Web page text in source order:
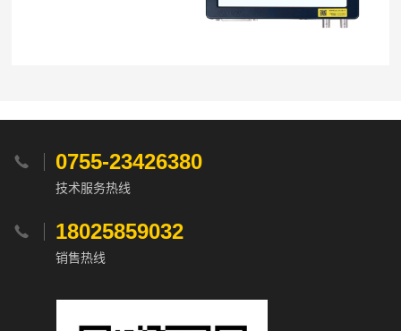
 0755-23426380
技术服务热线
 18025859032
销售热线